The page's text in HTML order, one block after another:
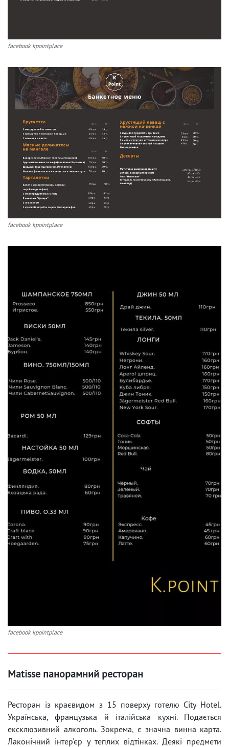
facebook kpointplace
facebook kpointplace
facebook kpointplace
Matisse панорамний ресторан
Ресторан із краєвидом з 15 поверху готелю City Hotel.
Українська, французька й італійська кухні. Подається
ексклюзивний алкоголь. Зокрема, є значна винна карта.
Лаконічний інтер'єр у теплих відтінках. Деякі предмети